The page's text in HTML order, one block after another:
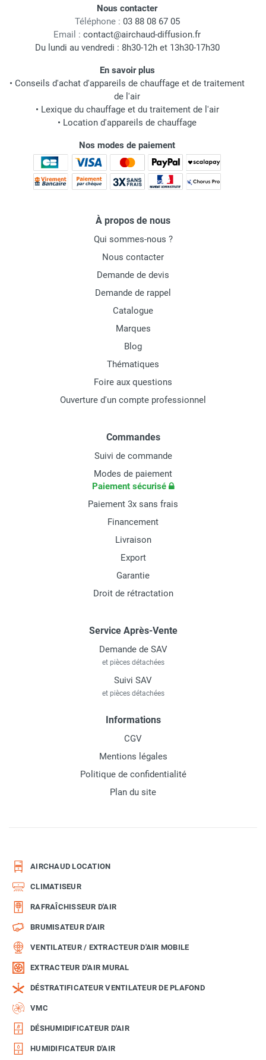
Nous contacter
Téléphone : 03 88 08 67 05
Email : contact@airchaud-diffusion.fr
Du lundi au vendredi : 8h30-12h et 13h30-17h30
En savoir plus
• Conseils d'achat d'appareils de chauffage et de traitement
de l'air
• Lexique du chauffage et du traitement de l'air
• Location d'appareils de chauffage
Nos modes de paiement
À propos de nous
Qui sommes-nous ?
Nous contacter
Demande de devis
Demande de rappel
Catalogue
Marques
Blog
Thématiques
Foire aux questions
Ouverture d'un compte professionnel
Commandes
Suivi de commande
Modes de paiement
Paiement sécurisé
Paiement 3x sans frais
Financement
Livraison
Export
Garantie
Droit de rétractation
Service Après-Vente
Demande de SAV
et pièces détachées
Suivi SAV
et pièces détachées
Informations
CGV
Mentions légales
Politique de confidentialité
Plan du site
AIRCHAUD LOCATION
CLIMATISEUR
RAFRAÎCHISSEUR D'AIR
BRUMISATEUR D'AIR
VENTILATEUR / EXTRACTEUR D'AIR MOBILE
EXTRACTEUR D'AIR MURAL
DÉSTRATIFICATEUR VENTILATEUR DE PLAFOND
VMC
DÉSHUMIDIFICATEUR D'AIR
HUMIDIFICATEUR D'AIR